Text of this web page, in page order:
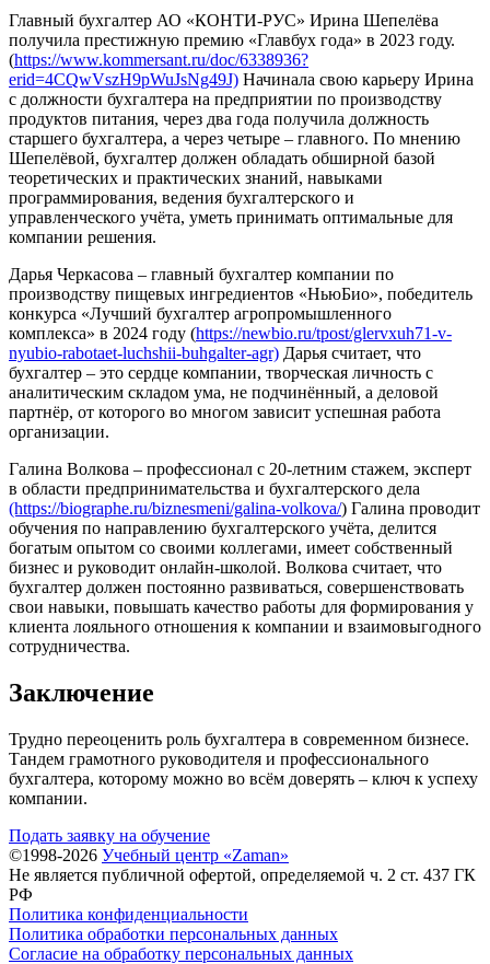
Главный бухгалтер АО «КОНТИ-РУС» Ирина Шепелёва
получила престижную премию «Главбух года» в 2023 году.
(https://www.kommersant.ru/doc/6338936?
erid=4CQwVszH9pWuJsNg49J) Начинала свою карьеру Ирина
с должности бухгалтера на предприятии по производству
продуктов питания, через два года получила должность
старшего бухгалтера, а через четыре – главного. По мнению
Шепелёвой, бухгалтер должен обладать обширной базой
теоретических и практических знаний, навыками
программирования, ведения бухгалтерского и
управленческого учёта, уметь принимать оптимальные для
компании решения.
Дарья Черкасова – главный бухгалтер компании по
производству пищевых ингредиентов «НьюБио», победитель
конкурса «Лучший бухгалтер агропромышленного
комплекса» в 2024 году (https://newbio.ru/tpost/glervxuh71-v-
nyubio-rabotaet-luchshii-buhgalter-agr) Дарья считает, что
бухгалтер – это сердце компании, творческая личность с
аналитическим складом ума, не подчинённый, а деловой
партнёр, от которого во многом зависит успешная работа
организации.
Галина Волкова – профессионал с 20-летним стажем, эксперт
в области предпринимательства и бухгалтерского дела
(https://biographe.ru/biznesmeni/galina-volkova/) Галина проводит
обучения по направлению бухгалтерского учёта, делится
богатым опытом со своими коллегами, имеет собственный
бизнес и руководит онлайн-школой. Волкова считает, что
бухгалтер должен постоянно развиваться, совершенствовать
свои навыки, повышать качество работы для формирования у
клиента лояльного отношения к компании и взаимовыгодного
сотрудничества.
Заключение
Трудно переоценить роль бухгалтера в современном бизнесе.
Тандем грамотного руководителя и профессионального
бухгалтера, которому можно во всём доверять – ключ к успеху
компании.
Подать заявку на обучение
©1998-2026 Учебный центр «Zaman»
Не является публичной офертой, определяемой ч. 2 ст. 437 ГК
РФ
Политика конфиденциальности
Политика обработки персональных данных
Согласие на обработку персональных данных